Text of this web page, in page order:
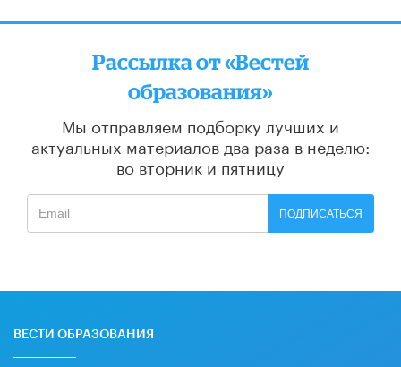
Рассылка от «Вестей
образования»
Мы отправляем подборку лучших и
актуальных материалов два раза в неделю:
во вторник и пятницу
ПОДПИСАТЬСЯ
ВЕСТИ ОБРАЗОВАНИЯ